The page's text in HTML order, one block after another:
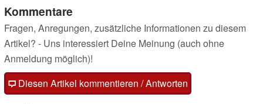
Kommentare
Fragen, Anregungen, zusätzliche Informationen zu diesem
Artikel? - Uns interessiert Deine Meinung (auch ohne
Anmeldung möglich)!
Diesen Artikel kommentieren / Antworten